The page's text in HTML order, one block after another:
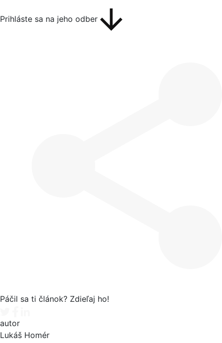
Prihláste sa na jeho odber
Páčil sa ti článok? Zdieľaj ho!
autor
Lukáš Homér